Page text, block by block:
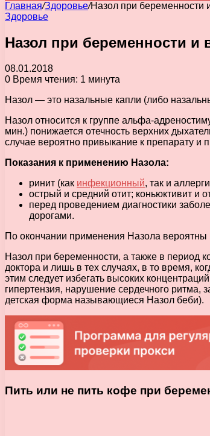
Главная/Здоровье/Назол при беременности
Здоровье
Назол при беременности и
08.01.2018
0 Время чтения: 1 минута
Назол — это назальные капли (либо
Назол относится к группе альфа-
мин.) понижается отечность верхних
случае вероятно привыкание к препарату и
Показания к применению Назола:
ринит (как инфекционный, так и
острый и средний отит; коньюктивит и
перед проведением диагностики
дорогами.
По окончании применения Назола
Назол при беременности, а также в период
доктора и лишь в тех случаях, в то время,
этим следует избегать высоких
гипертензия, нарушение сердечного ритма,
детская форма называющиеся Назол беби).
Пить или не пить кофе при